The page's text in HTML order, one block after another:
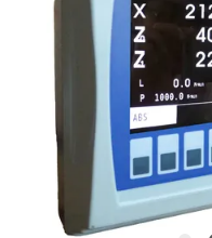
PRIVACY
POLICY